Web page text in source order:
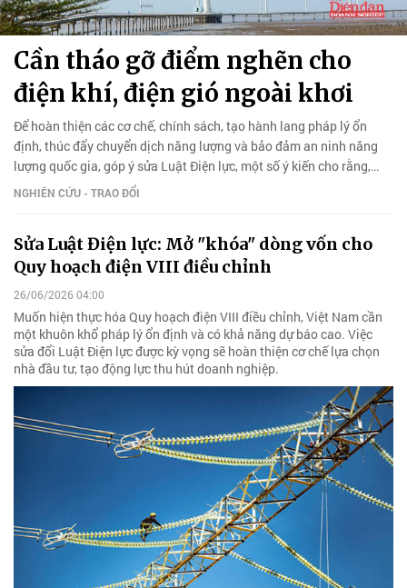
Cần tháo gỡ điểm nghẽn cho
điện khí, điện gió ngoài khơi
Để hoàn thiện các cơ chế, chính sách, tạo hành lang pháp lý ổn
định, thúc đẩy chuyển dịch năng lượng và bảo đảm an ninh năng
lượng quốc gia, góp ý sửa Luật Điện lực, một số ý kiến cho rằng,
cần tháo gỡ điểm nghẽn cho điện khí, điện gió ngoài khơi.
NGHIÊN CỨU - TRAO ĐỔI
Sửa Luật Điện lực: Mở "khóa" dòng vốn cho
Quy hoạch điện VIII điều chỉnh
26/06/2026 04:00
Muốn hiện thực hóa Quy hoạch điện VIII điều chỉnh, Việt Nam cần
một khuôn khổ pháp lý ổn định và có khả năng dự báo cao. Việc
sửa đổi Luật Điện lực được kỳ vọng sẽ hoàn thiện cơ chế lựa chọn
nhà đầu tư, tạo động lực thu hút doanh nghiệp.